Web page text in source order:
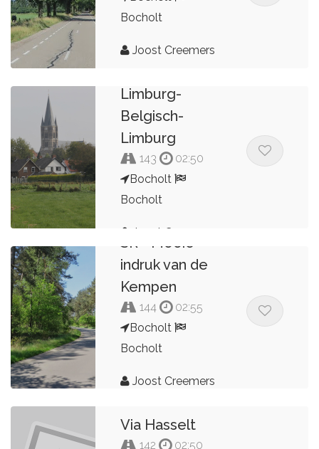
Bocholt
Joost Creemers
Limburg-
Belgisch-
Limburg
143
02:50
Bocholt
Bocholt
Joost Creemers
SR - Mooie
indruk van de
Kempen
144
02:55
Bocholt
Bocholt
Joost Creemers
Via Hasselt
142 02:50